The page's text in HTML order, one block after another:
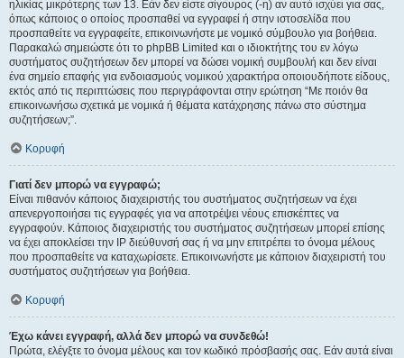
ηλικίας μικρότερης των 13. Εάν δεν είστε σίγουρος (-η) αν αυτό ισχύει για σας,
όπως κάποιος ο οποίος προσπαθεί να εγγραφεί ή στην ιστοσελίδα που
προσπαθείτε να εγγραφείτε, επικοινωνήστε με νομικό σύμβουλο για βοήθεια.
Παρακαλώ σημειώστε ότι το phpBB Limited και ο ιδιοκτήτης του εν λόγω
συστήματος συζητήσεων δεν μπορεί να δώσει νομική συμβουλή και δεν είναι
ένα σημείο επαφής για ενδοιασμούς νομικού χαρακτήρα οποιουδήποτε είδους,
εκτός από τις περιπτώσεις που περιγράφονται στην ερώτηση “Με ποιόν θα
επικοινωνήσω σχετικά με νομικά ή θέματα κατάχρησης πάνω στο σύστημα
συζητήσεων;”.
Κορυφή
Γιατί δεν μπορώ να εγγραφώ;
Είναι πιθανόν κάποιος διαχειριστής του συστήματος συζητήσεων να έχει
απενεργοποιήσει τις εγγραφές για να αποτρέψει νέους επισκέπτες να
εγγραφούν. Κάποιος διαχειριστής του συστήματος συζητήσεων μπορεί επίσης
να έχει αποκλείσει την IP διεύθυνσή σας ή να μην επιτρέπει το όνομα μέλους
που προσπαθείτε να καταχωρίσετε. Επικοινωνήστε με κάποιον διαχειριστή του
συστήματος συζητήσεων για βοήθεια.
Κορυφή
Έχω κάνει εγγραφή, αλλά δεν μπορώ να συνδεθώ!
Πρώτα, ελέγξτε το όνομα μέλους και τον κωδικό πρόσβασής σας. Εάν αυτά είναι